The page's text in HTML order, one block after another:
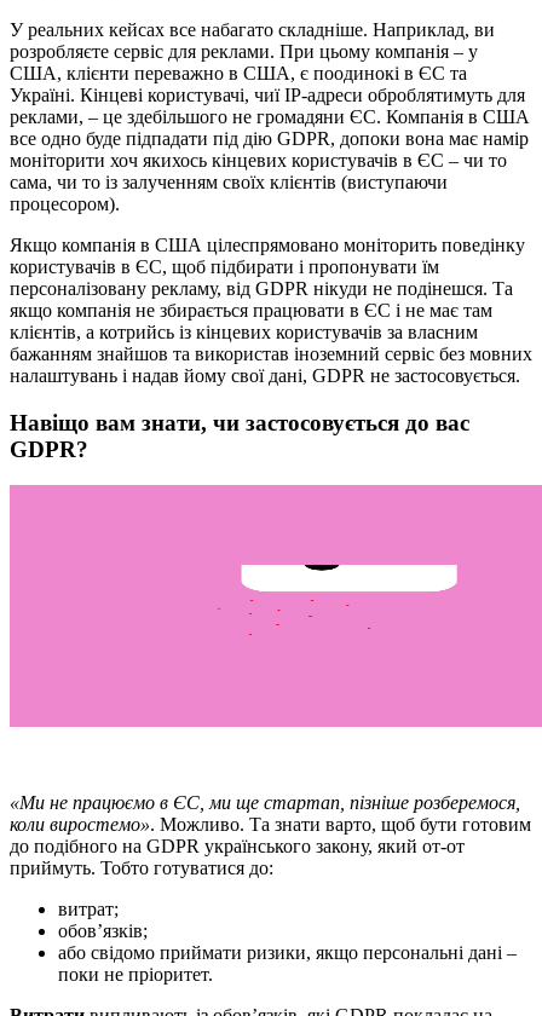
У реальних кейсах все набагато складніше. Наприклад, ви
розробляєте сервіс для реклами. При цьому компанія – у
США, клієнти переважно в США, є поодинокі в ЄС та
Україні. Кінцеві користувачі, чиї IP-адреси оброблятимуть для
реклами, – це здебільшого не громадяни ЄС. Компанія в США
все одно буде підпадати під дію GDPR, допоки вона має намір
моніторити хоч якихось кінцевих користувачів в ЄС – чи то
сама, чи то із залученням своїх клієнтів (виступаючи
процесором).
Якщо компанія в США цілеспрямовано моніторить поведінку
користувачів в ЄС, щоб підбирати і пропонувати їм
персоналізовану рекламу, від GDPR нікуди не подінешся. Та
якщо компанія не збирається працювати в ЄС і не має там
клієнтів, а котрийсь із кінцевих користувачів за власним
бажанням знайшов та використав іноземний сервіс без мовних
налаштувань і надав йому свої дані, GDPR не застосовується.
Навіщо вам знати, чи застосовується до вас
GDPR?
«Ми не працюємо в ЄС, ми ще стартап, пізніше розберемося,
коли виростемо». Можливо. Та знати варто, щоб бути готовим
до подібного на GDPR українського закону, який от-от
приймуть. Тобто готуватися до:
витрат;
обов’язків;
або свідомо приймати ризики, якщо персональні дані –
поки не пріоритет.